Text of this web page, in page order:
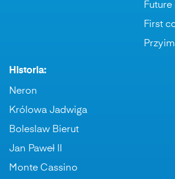
First
Historia:
Neron
Królowa Jadwiga
Boleslaw Bierut
Jan Paweł II
Monte Cassino